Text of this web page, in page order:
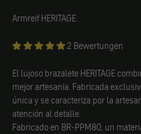
ROUILLE
Armreif HERITAGE
2 Bewertungen
El lujoso brazalete HERITAGE
mejor artesanía. Fabricada
única y se caracteriza por la
atención al detalle.
Fabricado en BR-PPM80, un